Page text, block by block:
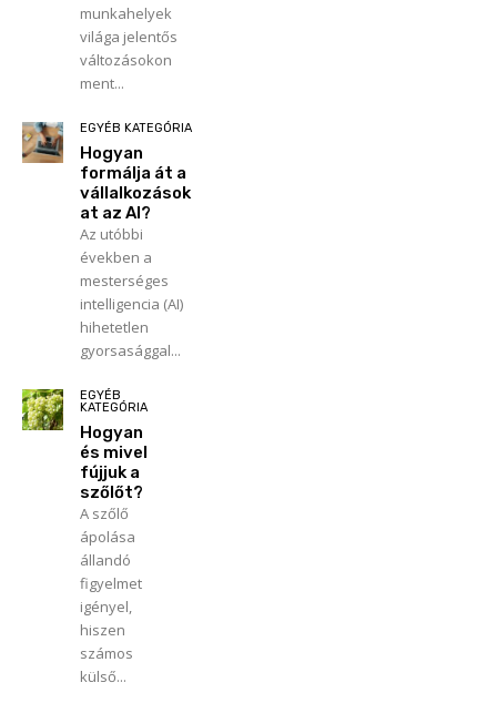
munkahelyek
világa jelentős
változásokon
ment...
EGYÉB KATEGÓRIA
Hogyan
formálja át a
vállalkozások
at az AI?
Az utóbbi
években a
mesterséges
intelligencia (AI)
hihetetlen
gyorsasággal...
EGYÉB
KATEGÓRIA
Hogyan
és mivel
fújjuk a
szőlőt?
A szőlő
ápolása
állandó
figyelmet
igényel,
hiszen
számos
külső...